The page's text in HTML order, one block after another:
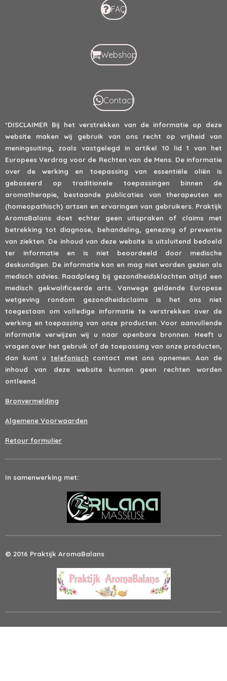
FAQ
Webshop
Contact
*DISCLAIMER Bij het verstrekken van de informatie op deze
website maken wij gebruik van ons recht op vrijheid van
meningsuiting, zoals vastgelegd in artikel 10 lid 1 van het
Europees Verdrag voor de Rechten van de Mens. De informatie
over de werking en toepassing van essentiële oliën is
gebaseerd op traditionele toepassingen binnen de
aromatherapie, bestaande publicaties van therapeuten en
(homeopathisch) artsen en ervaringen van gebruikers. Praktijk
AromaBalans doet echter geen uitspraken of claims met
betrekking tot diagnose, behandeling, genezing of preventie
van ziekten. De inhoud van deze website is uitsluitend bedoeld
ter informatie en is niet beoordeeld door medische
deskundigen. De informatie kan en mag niet worden gezien als
medisch advies. Raadpleeg bij gezondheidsklachten altijd een
medisch gekwalificeerde arts. Vanwege geldende Europese
wetgeving rondom gezondheidsclaims is het ons niet
toegestaan om volledige informatie te verstrekken over de
werking en toepassing van onze producten. Voor aanvullende
informatie verwijzen wij u naar openbare bronnen. Heeft u
vragen over het gebruik of de toepassing van onze producten,
dan kunt u telefonisch contact met ons opnemen. Aan de
inhoud van deze website kunnen geen rechten worden
ontleend.
Bronvermelding
Algemene Voorwaarden
Retour formulier
In samenwerking met:
© 2016 Praktijk AromaBalans